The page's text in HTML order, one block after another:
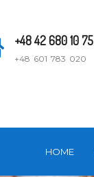
+48 42 680 10 75
+48 601 783 020
HOME